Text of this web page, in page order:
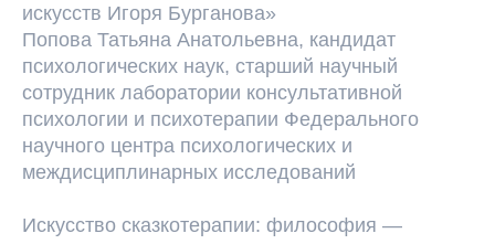
искусств Игоря Бурганова»
Попова Татьяна Анатольевна, кандидат
психологических наук, старший научный
сотрудник лаборатории консультативной
психологии и психотерапии Федерального
научного центра психологических и
междисциплинарных исследований
Искусство сказкотерапии: философия —